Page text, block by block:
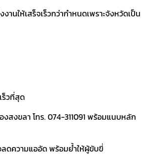
นให้เสร็จเร็วกว่ากำหนดเพราะจังหวัดเป็น
ร็วที่สุด
สงขลา โทร. 074-311091 พร้อมแนบหลัก
ลดความแออัด พร้อมย้ำให้ผู้ขับขี่